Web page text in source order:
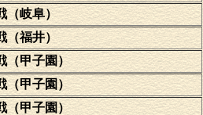
（岐阜）
（福井）
（甲子園）
（甲子園）
（甲子園）